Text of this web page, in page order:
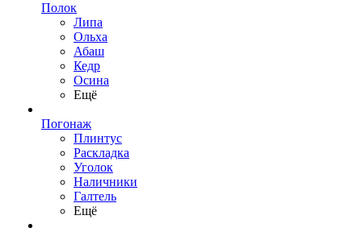
Полок
Липа
Ольха
Абаш
Кедр
Осина
Ещё
Погонаж
Плинтус
Раскладка
Уголок
Наличники
Галтель
Ещё